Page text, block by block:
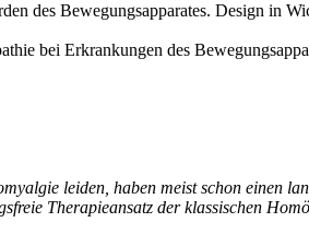
des Bewegungsapparates. Design in
bei Erkrankungen des
leiden, haben meist schon einen
Therapieansatz der klassischen